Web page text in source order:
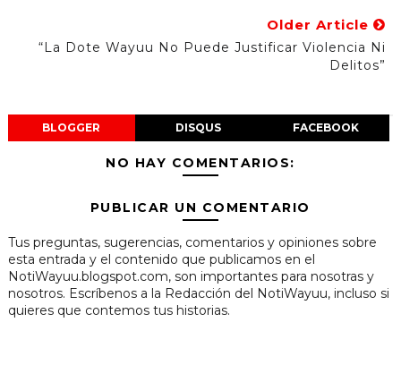
Older Article
“La Dote Wayuu No Puede Justificar Violencia Ni
Delitos”
BLOGGER DISQUS FACEBOOK
NO HAY COMENTARIOS:
PUBLICAR UN COMENTARIO
Tus preguntas, sugerencias, comentarios y opiniones sobre
esta entrada y el contenido que publicamos en el
NotiWayuu.blogspot.com, son importantes para nosotras y
nosotros. Escríbenos a la Redacción del NotiWayuu, incluso si
quieres que contemos tus historias.